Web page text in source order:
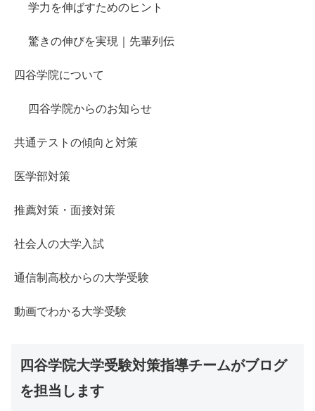
学力を伸ばすためのヒント
驚きの伸びを実現｜先輩列伝
四谷学院について
四谷学院からのお知らせ
共通テストの傾向と対策
医学部対策
推薦対策・面接対策
社会人の大学入試
通信制高校からの大学受験
動画でわかる大学受験
四谷学院大学受験対策指導チームがブログ
を担当します